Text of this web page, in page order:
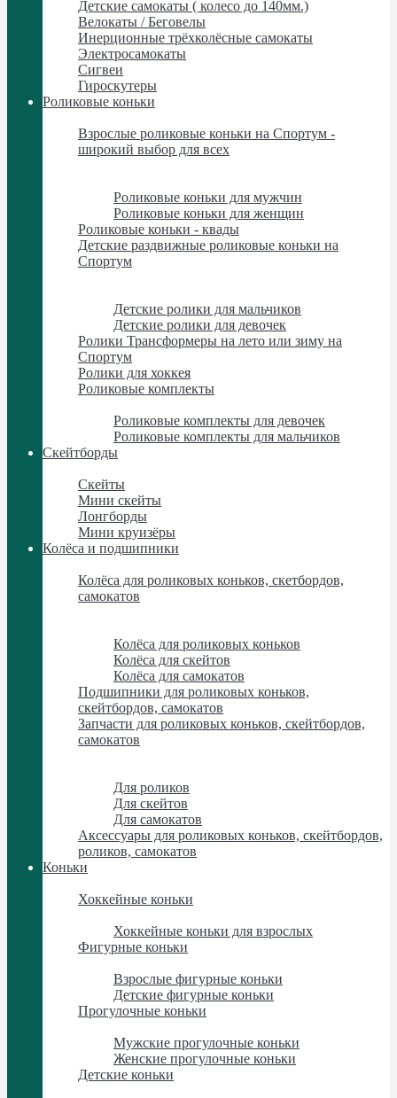
Детские самокаты ( колесо до 140мм.)
Велокаты / Беговелы
Инерционные трёхколёсные самокаты
Электросамокаты
Сигвеи
Гироскутеры
Роликовые коньки
Взрослые роликовые коньки на Спортум -
широкий выбор для всех
Роликовые коньки для мужчин
Роликовые коньки для женщин
Роликовые коньки - квады
Детские раздвижные роликовые коньки на
Спортум
Детские ролики для мальчиков
Детские ролики для девочек
Ролики Трансформеры на лето или зиму на
Спортум
Ролики для хоккея
Роликовые комплекты
Роликовые комплекты для девочек
Роликовые комплекты для мальчиков
Скейтборды
Скейты
Мини скейты
Лонгборды
Мини круизёры
Колёса и подшипники
Колёса для роликовых коньков, скетбордов,
самокатов
Колёса для роликовых коньков
Колёса для скейтов
Колёса для самокатов
Подшипники для роликовых коньков,
скейтбордов, самокатов
Запчасти для роликовых коньков, скейтбордов,
самокатов
Для роликов
Для скейтов
Для самокатов
Аксессуары для роликовых коньков, скейтбордов,
роликов, самокатов
Коньки
Хоккейные коньки
Хоккейные коньки для взрослых
Фигурные коньки
Взрослые фигурные коньки
Детские фигурные коньки
Прогулочные коньки
Мужские прогулочные коньки
Женские прогулочные коньки
Детские коньки